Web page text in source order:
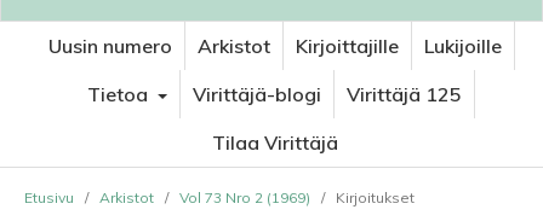
Uusin numero Arkistot Kirjoittajille
Lukijoille
Tietoa
Virittäjä-blogi
Virittäjä 125
Tilaa Virittäjä
Etusivu / Arkistot / Vol 73 Nro 2 (1969) / Kirjoitukset